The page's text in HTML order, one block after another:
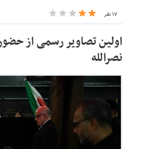
۱۷ نفر
اولین تصاویر رسمی از
نصرالله